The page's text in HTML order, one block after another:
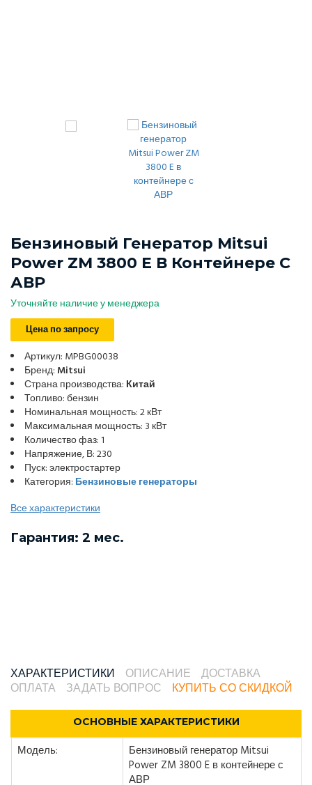
Бензиновый Генератор Mitsui
Power ZM 3800 E В Контейнере С
АВР
Уточняйте наличие у менеджера
Цена по запросу
Артикул: MPBG00038
Бренд: Mitsui
Страна производства: Китай
Топливо: бензин
Номинальная мощность: 2 кВт
Максимальная мощность: 3 кВт
Количество фаз: 1
Напряжение, В: 230
Пуск: электростартер
Категория: Бензиновые генераторы
Все характеристики
Гарантия: 2 мес.
ХАРАКТЕРИСТИКИ ОПИСАНИЕ
ДОСТАВКА
ОПЛАТА
ЗАДАТЬ ВОПРОС КУПИТЬ СО СКИДКОЙ
ОСНОВНЫЕ ХАРАКТЕРИСТИКИ
Модель:
Бензиновый генератор Mitsui
Power ZM 3800 E в контейнере с
АВР